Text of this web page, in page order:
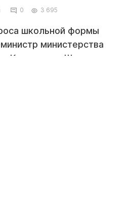
0 3 695
школьной формы
министерства
Казахстана Шолпан